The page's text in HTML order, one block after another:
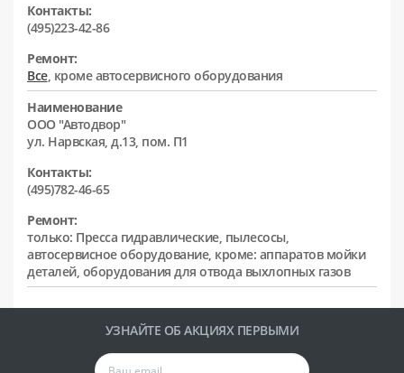
Контакты:
(495)223-42-86
Ремонт:
Все, кроме автосервисного оборудования
Наименование
ООО "Автодвор"
ул. Нарвская, д.13, пом. П1
Контакты:
(495)782-46-65
Ремонт:
только: Пресса гидравлические, пылесосы,
автосервисное оборудование, кроме: аппаратов мойки
деталей, оборудования для отвода выхлопных газов
УЗНАЙТЕ ОБ АКЦИЯХ ПЕРВЫМИ